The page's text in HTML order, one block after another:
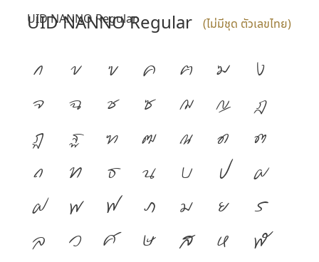
UID NANNO Regular (ไม่มีชุด ตัวเลขไทย)
UID NANNO Regular
ก ข ฃ ค ฅ ฆ
ง
จ
ฉ ช ซ ฌ ญ
ฎ
ฏ
ฐ ฑ ฒ ณ ด
ต
ถ
ท ธ น บ ป
ผ
ฝ
พ ฟ ภ ม ย
ร
ล
ว ศ ษ ส ห
ฬ